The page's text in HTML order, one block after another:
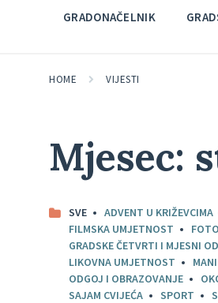
GRADONAČELNIK
HOME VIJESTI
Mjesec:
SVE ADVENT U KRIŽEVCIMA
FILMSKA UMJETNOST
GRADSKE ČETVRTI I MJESNI
LIKOVNA UMJETNOST
ODGOJ I OBRAZOVANJE
SAJAM CVIJEĆA
SPORT